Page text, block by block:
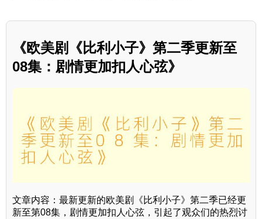
《欧美剧《比利小子》第二季更新至
08集：剧情更加扣人心弦》
文章内容：最新更新的欧美剧《比利小子》第二季已经更
新至第08集，剧情更加扣人心弦，引起了观众们的热烈讨